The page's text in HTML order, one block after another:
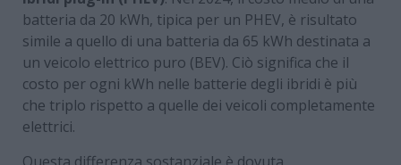
batteria da 20 kWh, tipica per un PHEV, è risultato
simile a quello di una batteria da 65 kWh destinata a
un veicolo elettrico puro (BEV). Ciò significa che il
costo per ogni kWh nelle batterie degli ibridi è più
che triplo rispetto a quelle dei veicoli completamente
elettrici.